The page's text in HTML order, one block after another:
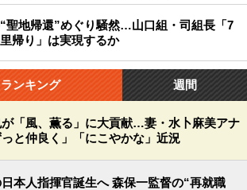
聖地帰還”めぐり騒然…山口組・司組長「7
帰り」は実現するか
ンキング 週間
「風、薫る」に大貢献…妻・水卜麻美アナ
と仲良く」「にこやかな」近況
本人指揮官誕生へ 森保一監督の“再就職